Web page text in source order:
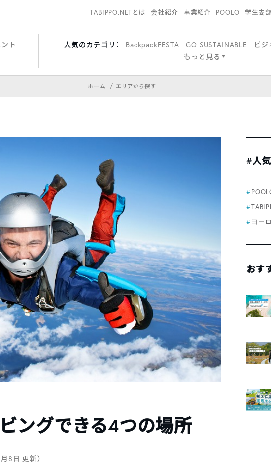
TABIPPO.NETとは 会社紹介 事業紹介 POOLO 学生支部
ト 人気のカテゴリ： BackpackFESTA GO SUSTAINABLE ビジ
もっと見る
ホーム エリアから探す
ングできる4つの場所
8日 更新）
#人
ヨー
おす